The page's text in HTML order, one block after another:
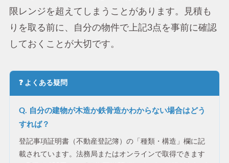
限レンジを超えてしまうことがあります。見積も
りを取る前に、自分の物件で上記3点を事前に確認
しておくことが大切です。
❓ よくある疑問
Q. 自分の建物が木造か鉄骨造かわからない場合はどう
すれば？
登記事項証明書（不動産登記簿）の「種類・構造」欄に記
載されています。法務局またはオンラインで取得できます